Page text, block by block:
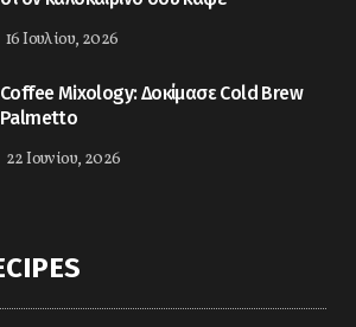
16 Ιουλίου, 2026
Coffee Mixology: Δοκίμασε Cold Brew
Palmetto
22 Ιουνίου, 2026